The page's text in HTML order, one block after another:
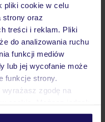
pliki cookie w celu
strony oraz
treści i reklam. Pliki
do analizowania ruchu
funkcji mediów
lub jej wycofanie może
funkcje strony.
wyrażasz zgodę na
w zakładkę